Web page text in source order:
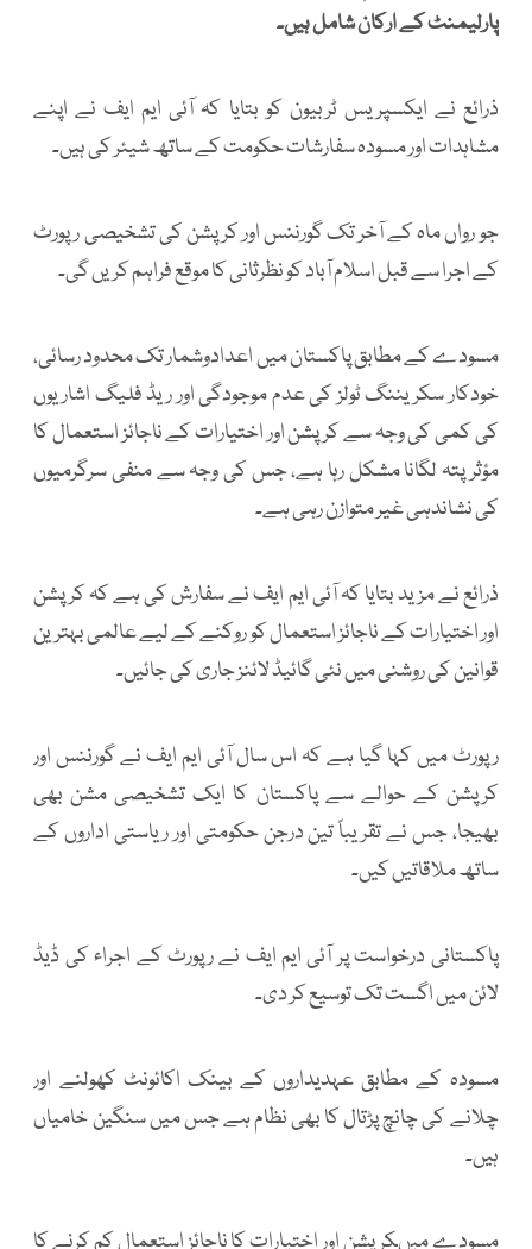
پارلیمنٹ کے ارکان شامل ہیں۔
ذرائع نے ایکسپریس ٹربیون کو بتایا کہ آئی ایم ایف نے اپنے
مشاہدات اور مسودہ سفارشات حکومت کے ساتھ شیئر کی ہیں۔
جو رواں ماہ کے آخر تک گورننس اور کرپشن کی تشخیصی رپورٹ
کے اجرا سے قبل اسلام آباد کو نظرثانی کا موقع فراہم کریں گی۔
مسودے کے مطابق پاکستان میں اعدادوشمار تک محدود رسائی،
خودکار سکریننگ ٹولز کی عدم موجودگی اور ریڈ فلیگ اشاریوں
کی کمی کی وجہ سے کرپشن اور اختیارات کے ناجائز استعمال کا
مؤثر پتہ لگانا مشکل رہا ہے، جس کی وجہ سے منفی سرگرمیوں
کی نشاندہی غیر متوازن رہی ہے۔
ذرائع نے مزید بتایا کہ آئی ایم ایف نے سفارش کی ہے کہ کرپشن
اور اختیارات کے ناجائز استعمال کو روکنے کے لیے عالمی بہترین
قوانین کی روشنی میں نئی گائیڈ لائنز جاری کی جائیں۔
رپورٹ میں کہا گیا ہے کہ اس سال آئی ایم ایف نے گورننس اور
کرپشن کے حوالے سے پاکستان کا ایک تشخیصی مشن بھی
بھیجا، جس نے تقریباً تین درجن حکومتی اور ریاستی اداروں کے
ساتھ ملاقاتیں کیں۔
پاکستانی درخواست پر آئی ایم ایف نے رپورٹ کے اجراء کی ڈیڈ
لائن میں اگست تک توسیع کر دی۔
مسودہ کے مطابق عہدیداروں کے بینک اکائونٹ کھولنے اور
چلانے کی چانچ پڑتال کا بھی نظام ہے جس میں سنگین خامیاں
ہیں۔